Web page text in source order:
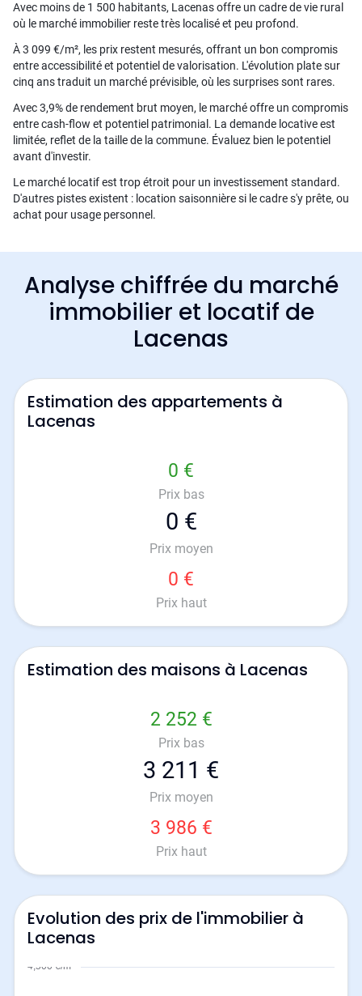
Avec moins de 1 500 habitants, Lacenas offre un cadre de vie rural
où le marché immobilier reste très localisé et peu profond.
À 3 099 €/m², les prix restent mesurés, offrant un bon compromis
entre accessibilité et potentiel de valorisation. L'évolution plate sur
cinq ans traduit un marché prévisible, où les surprises sont rares.
Avec 3,9% de rendement brut moyen, le marché offre un compromis
entre cash-flow et potentiel patrimonial. La demande locative est
limitée, reflet de la taille de la commune. Évaluez bien le potentiel
avant d'investir.
Le marché locatif est trop étroit pour un investissement standard.
D'autres pistes existent : location saisonnière si le cadre s'y prête, ou
achat pour usage personnel.
Analyse chiffrée du marché
immobilier et locatif de
Lacenas
Estimation des appartements à
Lacenas
0 €
Prix bas
0 €
Prix moyen
0 €
Prix haut
Estimation des maisons à Lacenas
2 252 €
Prix bas
3 211 €
Prix moyen
3 986 €
Prix haut
Evolution des prix de l'immobilier à
Lacenas